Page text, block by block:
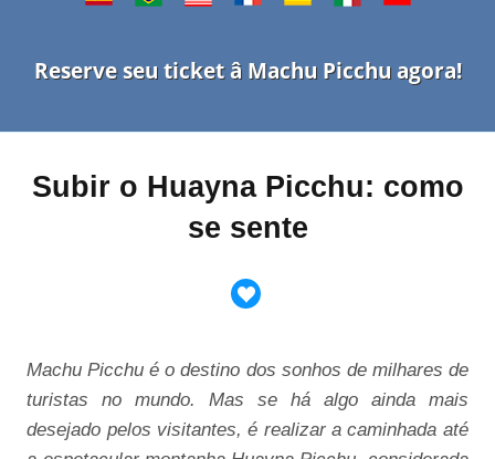
Reserve seu ticket â Machu Picchu agora!
Subir o Huayna Picchu: como
se sente
Machu Picchu é o destino dos sonhos de milhares de
turistas no mundo. Mas se há algo ainda mais
desejado pelos visitantes, é realizar a caminhada até